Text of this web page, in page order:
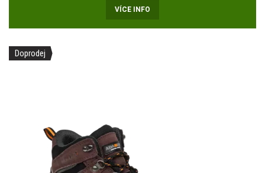
VÍCE INFO
Doprodej